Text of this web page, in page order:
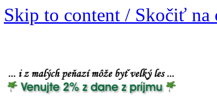
Skip to content / Skočiť na